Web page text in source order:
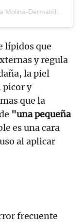
lípidos que
y regula
la piel
picor y
que la
"una pequeña
es una cara
al aplicar
frecuente